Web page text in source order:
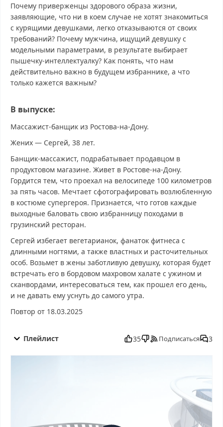
Почему приверженцы здорового образа жизни,
заявляющие, что ни в коем случае не хотят знакомиться
с курящими девушками, легко отказываются от своих
требований? Почему мужчина, ищущий девушку с
модельными параметрами, в результате выбирает
пышечку-интеллектуалку? Как понять, что нам
действительно важно в будущем избраннике, а что
только кажется важным?
В выпуске:
Массажист-банщик из Ростова-на-Дону.
Жених — Сергей, 38 лет.
Банщик-массажист, подрабатывает продавцом в
продуктовом магазине. Живет в Ростове-на-Дону.
Гордится тем, что проехал на велосипеде 100 километров
за пять часов. Мечтает сфотографировать возлюбленную
в костюме супергероя. Признается, что готов каждые
выходные баловать свою избранницу походами в
грузинский ресторан.
Сергей избегает вегетарианок, фанаток фитнеса с
длинными ногтями, а также властных и расточительных
особ. Возьмет в жены заботливую девушку, которая будет
встречать его в бордовом махровом халате с ужином и
сканвордами, интересоваться тем, как прошел его день,
и не давать ему уснуть до самого утра.
Повтор от 18.03.2025
хорошем, Давай поженимся от 04.08.2025 смотреть онлайн,
Давай поженимся от 04.08.2025 последний выпуск, Давай
от 04.08.2025 выпуск онлайн, Давай поженимся от 04.08.2025
эфир, Давай поженимся от 04.08.2025 прямо сейчас, Давай
поженимся от 04.08.2025 телепередача, прямой эфир Давай
поженимся от 04.08.2025 онлайн бесплатно, программа Давай
поженимся от 04.08.2025, смотреть Давай поженимся от
Плейлист 35 Подписаться 3